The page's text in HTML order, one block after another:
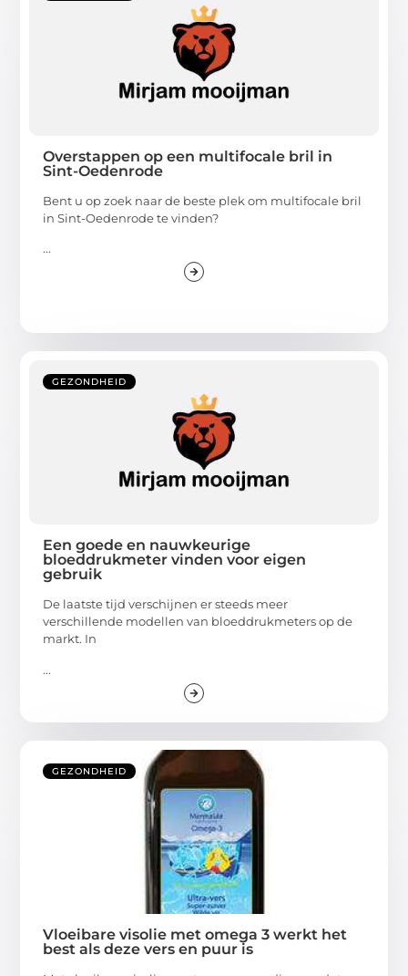
Overstappen op een multifocale bril in
Sint-Oedenrode
Bent u op zoek naar de beste plek om multifocale bril
in Sint-Oedenrode te vinden?
...
GEZONDHEID
Een goede en nauwkeurige
bloeddrukmeter vinden voor eigen
gebruik
De laatste tijd verschijnen er steeds meer
verschillende modellen van bloeddrukmeters op de
markt. In
...
GEZONDHEID
Vloeibare visolie met omega 3 werkt het
best als deze vers en puur is